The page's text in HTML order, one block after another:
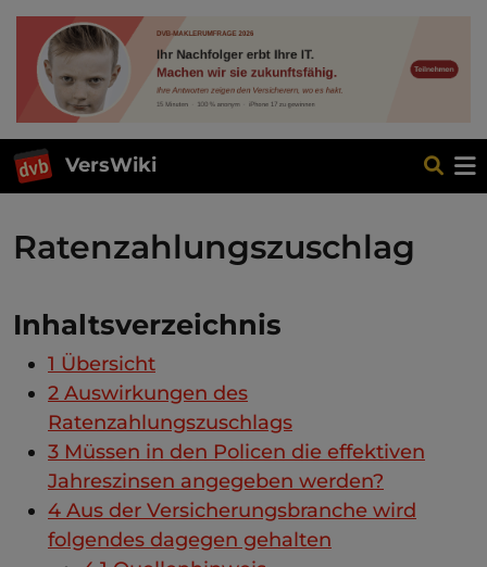
VersWiki
Ratenzahlungszuschlag
Inhaltsverzeichnis
1 Übersicht
2 Auswirkungen des
Ratenzahlungszuschlags
3 Müssen in den Policen die effektiven
Jahreszinsen angegeben werden?
4 Aus der Versicherungsbranche wird
folgendes dagegen gehalten